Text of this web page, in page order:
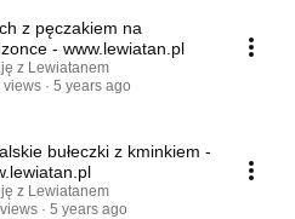
z pęczakiem na
- www.lewiatan.pl
z Lewiatanem
views
5 years ago
bułeczki z kminkiem -
z Lewiatanem
5 years ago